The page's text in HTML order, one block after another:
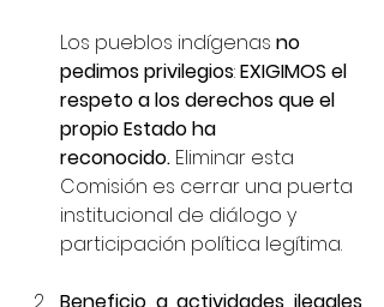
Los pueblos indígenas no
pedimos privilegios: EXIGIMOS el
respeto a los derechos que el
propio Estado ha
reconocido. Eliminar esta
Comisión es cerrar una puerta
institucional de diálogo y
participación política legítima.